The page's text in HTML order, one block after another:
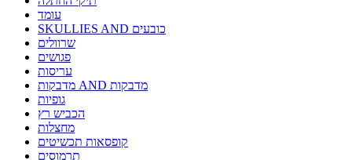
עומד
SKULLIES AND כובעים
שרוולים
פגושים
עריסות
מדבקות AND מדבקות
גופיות
הכביש רץ
מחצלות
קופסאות תכשיטים
תרמוסים